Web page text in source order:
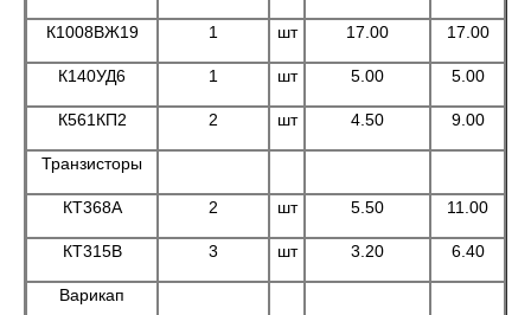
К1008ВЖ19 1 шт 17.00 17.00
К140УД6 1 шт 5.00 5.00
К561КП2 2 шт 4.50 9.00
Транзисторы
КТ368А 2 шт 5.50 11.00
КТ315В 3 шт 3.20 6.40
Варикап